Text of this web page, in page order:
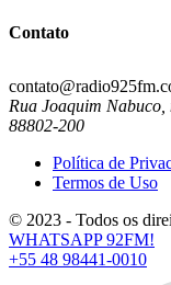
Contato
Rua Joaquim
88802-200
Política de
Termos de Uso
© 2023 - Todos os
WHATSAPP 92FM!
+55 48 98441-0010